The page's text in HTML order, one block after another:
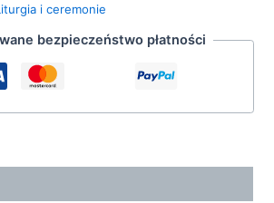
i ceremonie
bezpieczeństwo płatności